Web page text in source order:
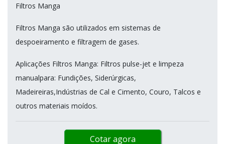
Filtros Manga
Filtros Manga são utilizados em sistemas de
despoeiramento e filtragem de gases.
Aplicações Filtros Manga: Filtros pulse-jet e limpeza
manualpara: Fundições, Siderúrgicas,
Madeireiras,Indústrias de Cal e Cimento, Couro, Talcos e
outros materiais moídos.
Cotar agora